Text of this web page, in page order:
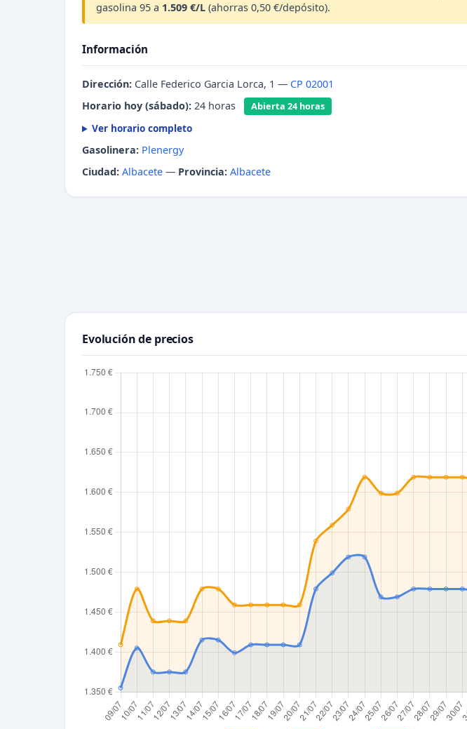
gasolina 95 a 1.509 €/L (ahorras 0,50 €/depósito).
Información
Dirección: Calle Federico Garcia Lorca, 1 — CP 02001
Horario hoy (sábado): 24 horas Abierta 24 horas
Ver horario completo
Gasolinera: Plenergy
Ciudad: Albacete — Provincia: Albacete
Evolución de precios